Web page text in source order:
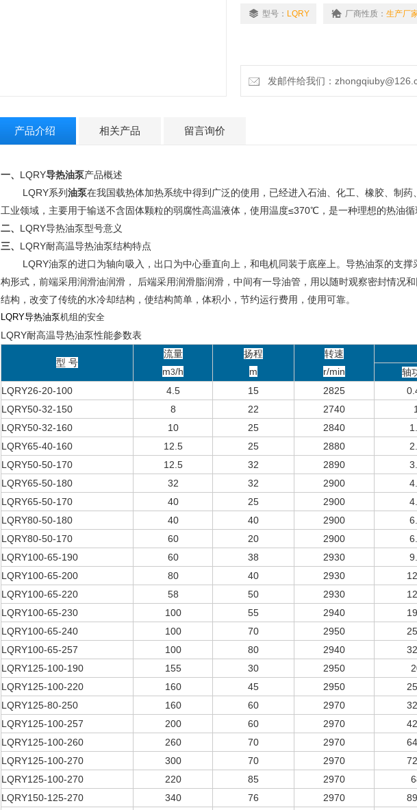
型号： LQRY 厂商性质： 生产厂
发邮件给我们：
产品介绍 相关产品 留言询价
一、 LQRY导热油泵产品概述
LQRY系列油泵在我国载热体加热系统中得到广泛的使用，已经进入石油、化工、橡胶、制药
工业领域，主要用于输送不含固体颗粒的弱腐性高温液体，使用温度≤370℃，是一种理想的热油循
二、 LQRY导热油泵型号意义
三、 LQRY耐高温导热油泵结构特点
LQRY油泵的进口为轴向吸入，出口为中心垂直向上，和电机同装于底座上。 导热油泵的支撑
构形式，前端采用润滑油润滑， 后端采用润滑脂润滑，中间有一导油管，用以随时观察密封情况和
结构，改变了传统的水冷却结构，使结构简单，体积小，节约运行费用，使用可靠。
LQRY导热油泵机组的安全
LQRY耐高温导热油泵性能参数表
型 号
流量
m3/h
扬程
m
转速
r/min
轴
LQRY26-20-100 4.5 15 2825
LQRY50-32-150 8 22 2740 1
LQRY50-32-160 10 25 2840
LQRY65-40-160 12.5 25 2880
LQRY50-50-170 12.5 32 2890
LQRY65-50-180 32 32 2900
LQRY65-50-170 40 25 2900
LQRY80-50-180 40 40 2900
LQRY80-50-170 60 20 2900
LQRY100-65-190 60 38 2930
LQRY100-65-200 80 40 2930
LQRY100-65-220 58 50 2930
LQRY100-65-230 100 55 2940
LQRY100-65-240 100 70 2950
LQRY100-65-257 100 80 2940
LQRY125-100-190 155 30 2950
LQRY125-100-220 160 45 2950
LQRY125-80-250 160 60 2970
LQRY125-100-257 200 60 2970
LQRY125-100-260 260 70 2970
LQRY125-100-270 300 70 2970
LQRY125-100-270 220 85 2970
LQRY150-125-270 340 76 2970